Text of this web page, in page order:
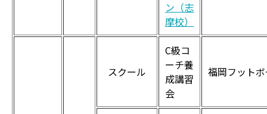
ン（志
摩校）
スクール
C級コ
ーチ養
成講習
会
福岡フット